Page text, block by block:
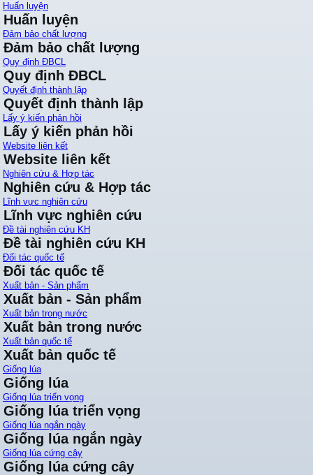
Huấn luyện
Huấn luyện
Đảm bảo chất lượng
Đảm bảo chất lượng
Quy định ĐBCL
Quy định ĐBCL
Quyết định thành lập
Quyết định thành lập
Lấy ý kiến phản hồi
Lấy ý kiến phản hồi
Website liên kết
Website liên kết
Nghiên cứu & Hợp tác
Nghiên cứu & Hợp tác
Lĩnh vực nghiên cứu
Lĩnh vực nghiên cứu
Đề tài nghiên cứu KH
Đề tài nghiên cứu KH
Đối tác quốc tế
Đối tác quốc tế
Xuất bản - Sản phẩm
Xuất bản - Sản phẩm
Xuất bản trong nước
Xuất bản trong nước
Xuất bản quốc tế
Xuất bản quốc tế
Giống lúa
Giống lúa
Giống lúa triển vọng
Giống lúa triển vọng
Giống lúa ngắn ngày
Giống lúa ngắn ngày
Giống lúa cứng cây
Giống lúa cứng cây